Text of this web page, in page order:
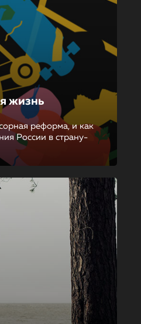
жизнь
реформа, и как
России в страну-